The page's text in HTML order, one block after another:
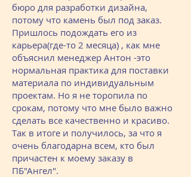
бюро для разработки дизайна,
потому что камень был под заказ.
Пришлось подождать его из
карьера(где-то 2 месяца) , как мне
объяснил менеджер Антон -это
нормальная практика для поставки
материала по индивидуальным
проектам. Но я не торопила по
срокам, потому что мне было важно
сделать все качественно и красиво.
Так в итоге и получилось, за что я
очень благодарна всем, кто был
причастен к моему заказу в
ПБ"Ангел".